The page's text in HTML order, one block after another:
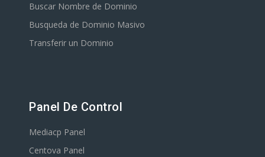
Buscar Nombre de Dominio
Busqueda de Dominio Masivo
Transferir un Dominio
Panel De Control
Mediacp Panel
Centova Panel